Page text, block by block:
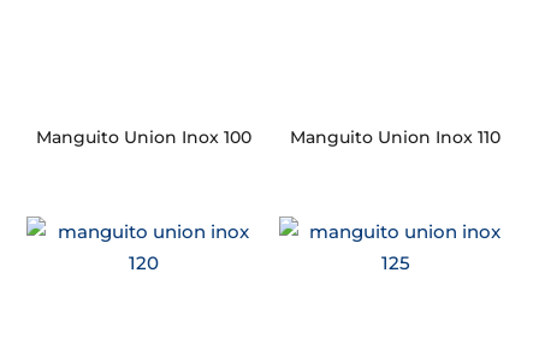
Manguito Union Inox 100 Manguito Union Inox 110